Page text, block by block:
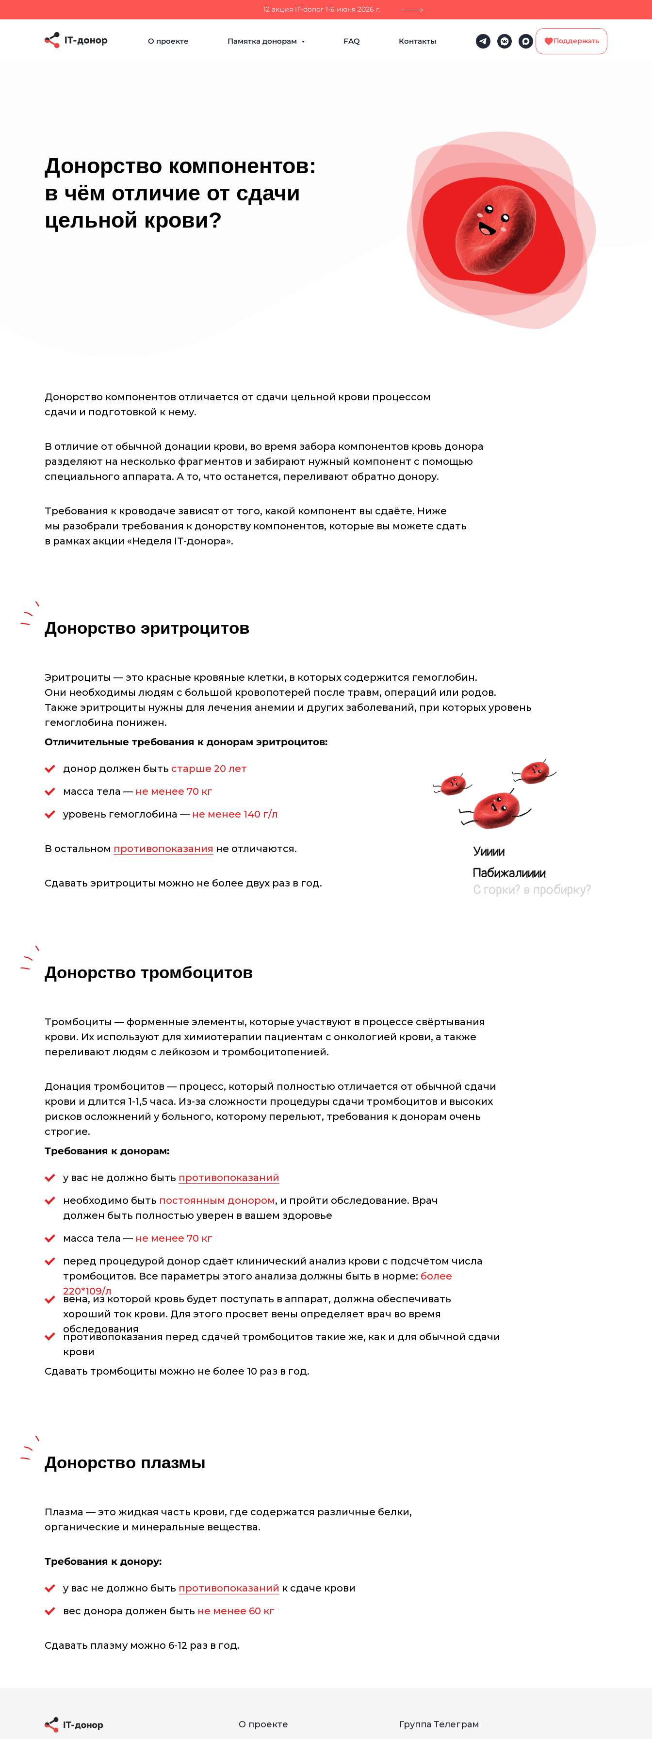
12 акция IT-donor 1-6 июня 2026 г.
О проекте Памятка донорам FAQ Контакты Поддержать
Донорство компонентов:
в чём отличие от сдачи
цельной крови?
Донорство компонентов отличается от сдачи цельной крови процессом
сдачи и подготовкой к нему.
В отличие от обычной донации крови, во время забора компонентов кровь донора
разделяют на несколько фрагментов и забирают нужный компонент с помощью
специального аппарата. А то, что останется, переливают обратно донору.
Требования к кроводаче зависят от того, какой компонент вы сдаёте. Ниже
мы разобрали требования к донорству компонентов, которые вы можете сдать
в рамках акции «Неделя IT-донора».
Донорство эритроцитов
Эритроциты — это красные кровяные клетки, в которых содержится гемоглобин.
Они необходимы людям с большой кровопотерей после травм, операций или родов.
Также эритроциты нужны для лечения анемии и других заболеваний, при которых уровень
гемоглобина понижен.
Отличительные требования к донорам эритроцитов:
донор должен быть старше 20 лет
масса тела — не менее 70 кг
уровень гемоглобина — не менее 140 г/л
В остальном противопоказания не отличаются.
Сдавать эритроциты можно не более двух раз в год.
Донорство тромбоцитов
Тромбоциты — форменные элементы, которые участвуют в процессе свёртывания
крови. Их используют для химиотерапии пациентам с онкологией крови, а также
переливают людям с лейкозом и тромбоцитопенией.
Требования к донорам:
у вас не должно быть противопоказаний
необходимо быть постоянным донором, и пройти обследование. Врач
должен быть полностью уверен в вашем здоровье
масса тела — не менее 70 кг
Сдавать тромбоциты можно не более 10 раз в год.
Донация тромбоцитов — процесс, который полностью отличается от обычной сдачи
крови и длится 1-1,5 часа. Из-за сложности процедуры сдачи тромбоцитов и высоких
рисков осложнений у больного, которому перельют, требования к донорам очень
строгие.
перед процедурой донор сдаёт клинический анализ крови с подсчётом числа
тромбоцитов. Все параметры этого анализа должны быть в норме: более
220*109/л
вена, из которой кровь будет поступать в аппарат, должна обеспечивать
хороший ток крови. Для этого просвет вены определяет врач во время
обследования
противопоказания перед сдачей тромбоцитов такие же, как и для обычной сдачи
крови
Донорство плазмы
Плазма — это жидкая часть крови, где содержатся различные белки,
органические и минеральные вещества.
Требования к донору:
у вас не должно быть противопоказаний к сдаче крови
вес донора должен быть не менее 60 кг
Сдавать плазму можно 6-12 раз в год.
Группа Телеграм
О проекте